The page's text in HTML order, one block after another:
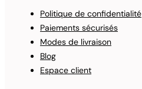
Politique de confidentialité
Paiements sécurisés
Modes de livraison
Blog
Espace client